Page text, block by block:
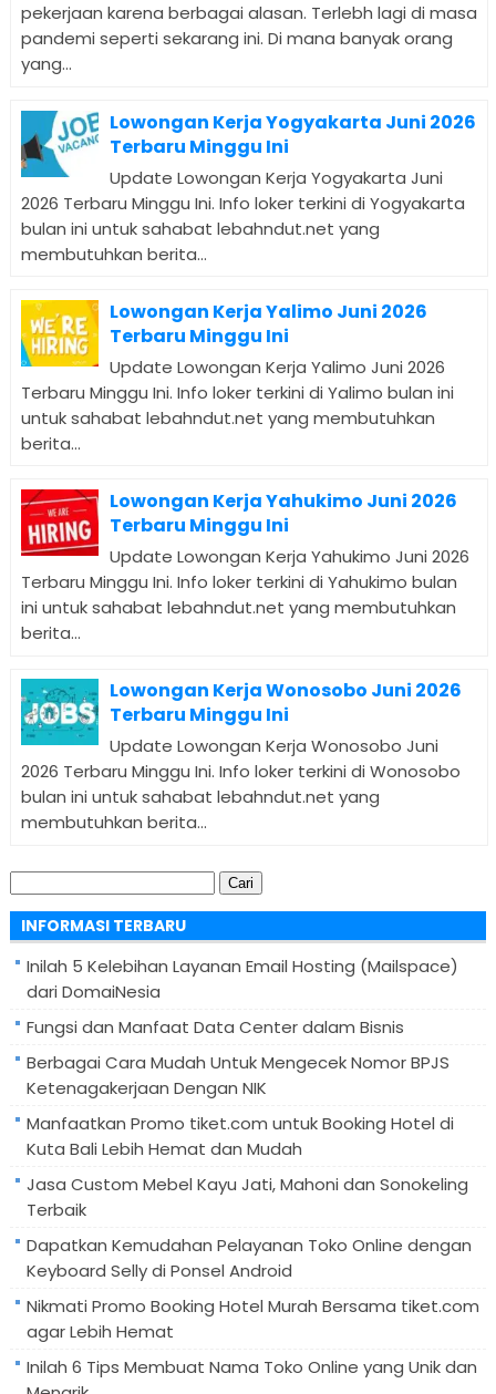
pekerjaan karena berbagai alasan. Terlebh lagi di masa
pandemi seperti sekarang ini. Di mana banyak orang
yang...
Lowongan Kerja Yogyakarta Juni 2026
Terbaru Minggu Ini
Update Lowongan Kerja Yogyakarta Juni
2026 Terbaru Minggu Ini. Info loker terkini di Yogyakarta
bulan ini untuk sahabat lebahndut.net yang
membutuhkan berita...
Lowongan Kerja Yalimo Juni 2026
Terbaru Minggu Ini
Update Lowongan Kerja Yalimo Juni 2026
Terbaru Minggu Ini. Info loker terkini di Yalimo bulan ini
untuk sahabat lebahndut.net yang membutuhkan
berita...
Lowongan Kerja Yahukimo Juni 2026
Terbaru Minggu Ini
Update Lowongan Kerja Yahukimo Juni 2026
Terbaru Minggu Ini. Info loker terkini di Yahukimo bulan
ini untuk sahabat lebahndut.net yang membutuhkan
berita...
Lowongan Kerja Wonosobo Juni 2026
Terbaru Minggu Ini
Update Lowongan Kerja Wonosobo Juni
2026 Terbaru Minggu Ini. Info loker terkini di Wonosobo
bulan ini untuk sahabat lebahndut.net yang
membutuhkan berita...
Cari
untuk:
INFORMASI TERBARU
Inilah 5 Kelebihan Layanan Email Hosting (Mailspace)
dari DomaiNesia
Fungsi dan Manfaat Data Center dalam Bisnis
Berbagai Cara Mudah Untuk Mengecek Nomor BPJS
Ketenagakerjaan Dengan NIK
Manfaatkan Promo tiket.com untuk Booking Hotel di
Kuta Bali Lebih Hemat dan Mudah
Jasa Custom Mebel Kayu Jati, Mahoni dan Sonokeling
Terbaik
Dapatkan Kemudahan Pelayanan Toko Online dengan
Keyboard Selly di Ponsel Android
Nikmati Promo Booking Hotel Murah Bersama tiket.com
agar Lebih Hemat
Inilah 6 Tips Membuat Nama Toko Online yang Unik dan